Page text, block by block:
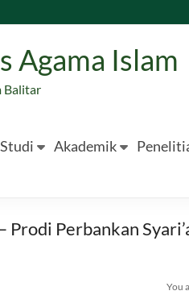
Agama Islam
Balitar
Akademik
Prodi Perbankan
You